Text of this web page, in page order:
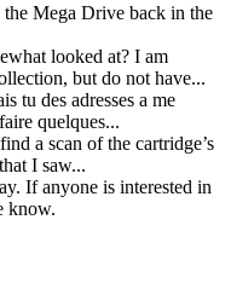
Mega Drive back in the
looked at? I am
, but do not have...
tu des adresses a me
quelques...
a scan of the cartridge’s
I saw...
If anyone is interested in
know.